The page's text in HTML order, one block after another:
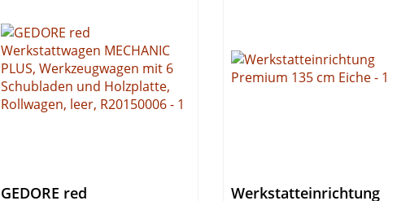
GEDORE red
Werkstatteinrichtung